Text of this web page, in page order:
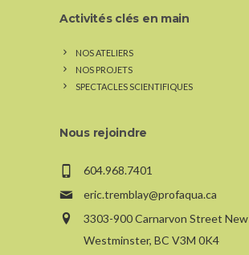
Activités clés en main
NOS ATELIERS
NOS PROJETS
SPECTACLES SCIENTIFIQUES
Nous rejoindre
604.968.7401
eric.tremblay@profaqua.ca
3303-900 Carnarvon Street New
Westminster, BC V3M 0K4